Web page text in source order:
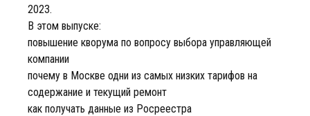
2023.
В этом выпуске:
повышение кворума по вопросу выбора управляющей
компании
почему в Москве одни из самых низких тарифов на
содержание и текущий ремонт
как получать данные из Росреестра